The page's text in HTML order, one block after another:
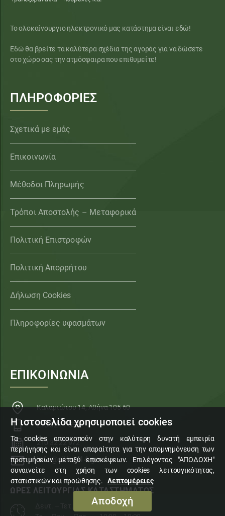
Το ολοκαίνουργιο ηλεκτρονικό μας κατάστημα είναι εδώ!
Εδώ θα βρείτε τα καλύτερα σχέδια της αγοράς για να δώσετε
στο χώρο σας την ατμόσφαιρα που επιθυμείτε!
ΠΛΗΡΟΦΟΡΙΕΣ
Σχετικά με εμάς
Επικοινωνία
Μέθοδοι Πληρωμής
Τρόποι Αποστολής – Μεταφορικά
Πολιτική Επιστροφών
Πολιτική Απορρήτου
Δήλωση Cookies
Πληροφορίες υφασμάτων
ΕΠΙΚΟΙΝΩΝΙΑ
Καλαμιώτου 14, Αθήνα 105 60
210 32 11 553
210 32 22 972
info@sillogi14.gr
ΩΡΕΣ ΛΕΙΤΟΥΡΓΙΑΣ ΚΑΤΑΣΤΗΜΑΤΟΣ
Δευτ. – Τετ. – Σάβ.
10:00 – 15:00
Η ιστοσελίδα χρησιμοποιεί cookies
Τα cookies αποσκοπούν στην καλύτερη δυνατή εμπειρία
περιήγησης και είναι απαραίτητα για την απομνημόνευση των
προτιμήσεων μεταξύ επισκέψεων. Επιλέγοντας "ΑΠΟΔΟΧΗ"
συναινείτε στη χρήση των cookies λειτουγικότητας,
στατιστικών και προώθησης.
Λεπτομέρειες
Αποδοχή